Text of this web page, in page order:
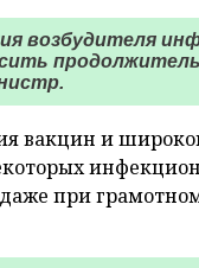
возбудителя
вакцин и
при